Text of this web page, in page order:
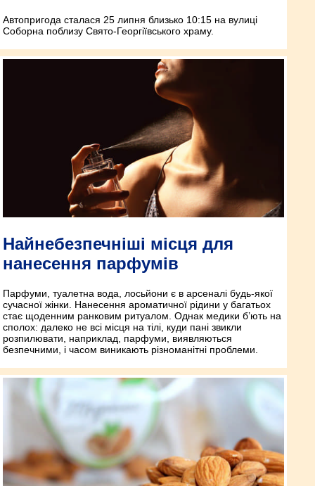
Автопригода сталася 25 липня близько 10:15 на вулиці
Соборна поблизу Свято-Георгіївського храму.
Найнебезпечніші місця для
нанесення парфумів
Парфуми, туалетна вода, лосьйони є в арсеналі будь-якої
сучасної жінки. Нанесення ароматичної рідини у багатьох
стає щоденним ранковим ритуалом. Однак медики б’ють на
сполох: далеко не всі місця на тілі, куди пані звикли
розпилювати, наприклад, парфуми, виявляються
безпечними, і часом виникають різноманітні проблеми.